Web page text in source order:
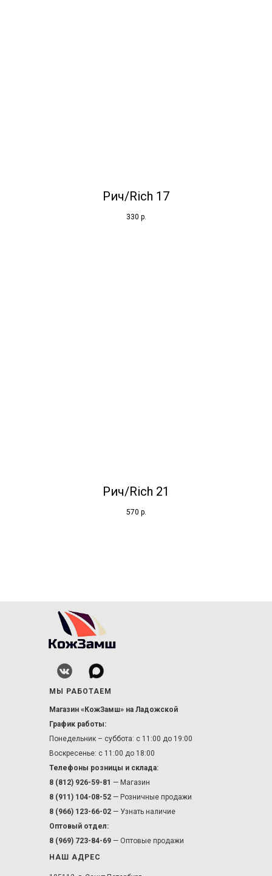
Рич/Rich 17
330 р.
Рич/Rich 21
570 р.
МЫ РАБОТАЕМ
Магазин «КожЗамш» на Ладожской
График работы:
Понедельник – суббота: с 11:00 до 19:00
Воскресенье: с 11:00 до 18:00
Телефоны розницы и склада:
8 (812) 926-59-81 — Магазин
8 (911) 104-08-52 — Розничные продажи
8 (966) 123-66-02 — Узнать наличие
Оптовый отдел:
8 (969) 723-84-69 — Оптовые продажи
НАШ АДРЕС